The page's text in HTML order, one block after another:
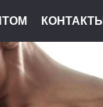
КОНТАКТЫ